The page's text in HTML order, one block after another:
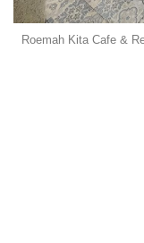
Roemah Kita Cafe &